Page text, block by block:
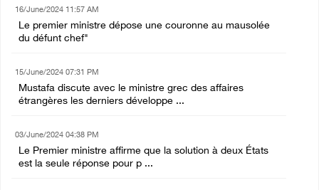
16/June/2024 11:57 AM
Le premier ministre dépose une couronne au mausolée
du défunt chef"
15/June/2024 07:31 PM
Mustafa discute avec le ministre grec des affaires
étrangères les derniers développe ...
03/June/2024 04:38 PM
Le Premier ministre affirme que la solution à deux États
est la seule réponse pour p ...